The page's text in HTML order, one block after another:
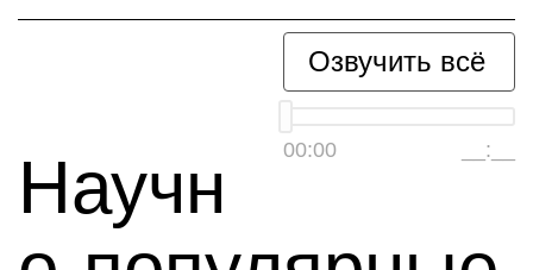
Озвучить всё
00:00 __:__
Научн